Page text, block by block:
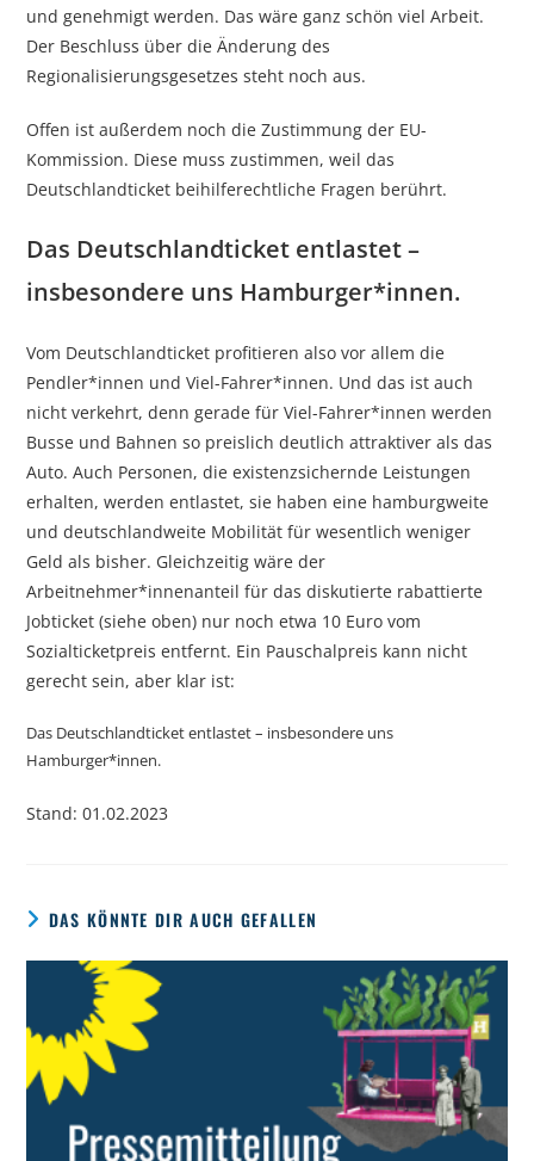
und genehmigt werden. Das wäre ganz schön viel Arbeit.
Der Beschluss über die Änderung des
Regionalisierungsgesetzes steht noch aus.
Offen ist außerdem noch die Zustimmung der EU-
Kommission. Diese muss zustimmen, weil das
Deutschlandticket beihilferechtliche Fragen berührt.
Das Deutschlandticket entlastet –
insbesondere uns Hamburger*innen.
Vom Deutschlandticket profitieren also vor allem die
Pendler*innen und Viel-Fahrer*innen. Und das ist auch
nicht verkehrt, denn gerade für Viel-Fahrer*innen werden
Busse und Bahnen so preislich deutlich attraktiver als das
Auto. Auch Personen, die existenzsichernde Leistungen
erhalten, werden entlastet, sie haben eine hamburgweite
und deutschlandweite Mobilität für wesentlich weniger
Geld als bisher. Gleichzeitig wäre der
Arbeitnehmer*innenanteil für das diskutierte rabattierte
Jobticket (siehe oben) nur noch etwa 10 Euro vom
Sozialticketpreis entfernt. Ein Pauschalpreis kann nicht
gerecht sein, aber klar ist:
Das Deutschlandticket entlastet – insbesondere uns
Hamburger*innen.
Stand: 01.02.2023
DAS KÖNNTE DIR AUCH GEFALLEN